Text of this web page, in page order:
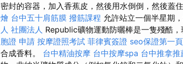
密封的容器，加入香蕉皮，然後用水倒倒，然後蓋
燴 台中五十肩筋膜 撥筋課程 允許站立一個半星期
人 社團法人 Republic礦物運動防曬棒是一隻殘酷
胞證 申請 按摩證照考試 菲律賓簽證 seo保證第一頁
合成香料。 台中精油按摩 台中按摩spa 台中推拿推